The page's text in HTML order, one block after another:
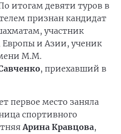
итогам девяти туров в
признан кандидат
участник
и Азии, ученик
М.М.
, приехавший в
первое место заняла
спортивного
Арина Кравцова,